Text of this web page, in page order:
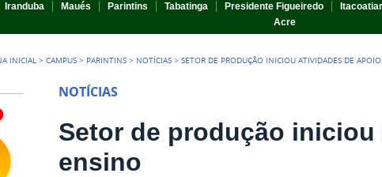
Iranduba Maués Parintins Tabatinga Presidente Figueiredo
Acre
INICIAL >CAMPUS > PARINTINS > NOTÍCIAS >SETOR DE PRODUÇÃO INICIOU ATIVIDADES DE
NOTÍCIAS
Setor de produção
ensino